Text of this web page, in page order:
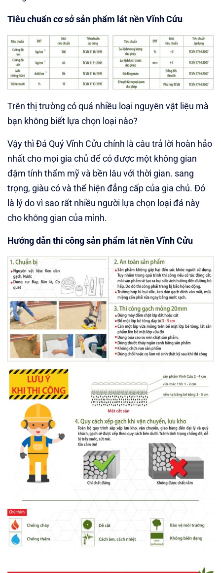
Tiêu chuẩn cơ sở sản phẩm lát nền Vĩnh Cửu
Trên thị trường có quá nhiều loại nguyên vật liệu mà
bạn không biết lựa chọn loại nào?
Vậy thì Đá Quý Vĩnh Cửu chính là câu trả lời hoàn hảo
nhất cho mọi gia chủ để có được một không gian
đậm tính thẩm mỹ và bền lâu với thời gian. sang
trọng, giàu có và thể hiện đẳng cấp của gia chủ. Đó
là lý do vì sao rất nhiều người lựa chọn loại đá này
cho không gian của mình.
Hướng dẫn thi công sản phẩm lát nền Vĩnh Cửu